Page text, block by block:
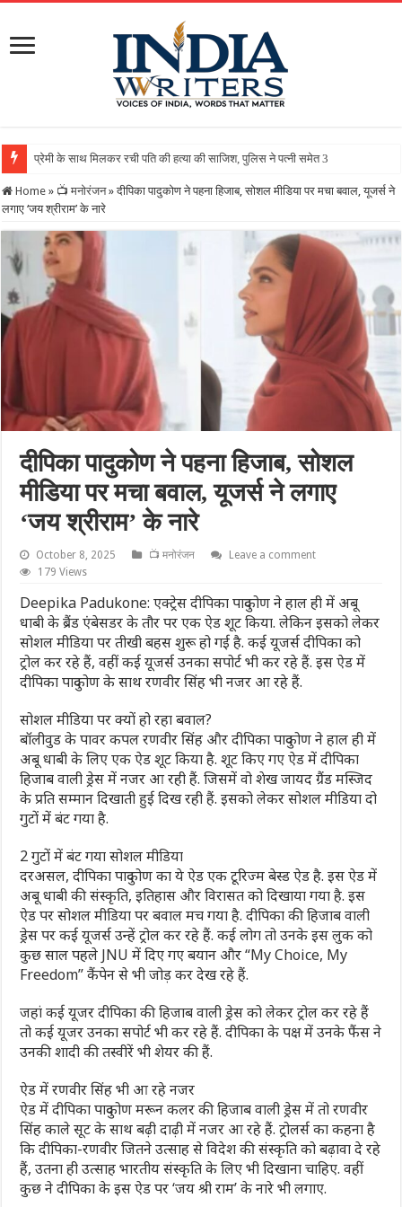
Home » 📺 मनोरंजन » दीपिका पादुकोण ने पहना हिजाब, सोशल मीडिया पर मचा बवाल, यूजर्स ने
लगाए ‘जय श्रीराम’ के नारे
दीपिका पादुकोण ने पहना हिजाब, सोशल
मीडिया पर मचा बवाल, यूजर्स ने लगाए
‘जय श्रीराम’ के नारे
October 8, 2025 📺 मनोरंजन
Leave a comment
179 Views
Deepika Padukone: एक्ट्रेस दीपिका पादुकोण ने हाल ही में अबू
धाबी के ब्रैंड एंबेसडर के तौर पर एक ऐड शूट किया. लेकिन इसको लेकर
सोशल मीडिया पर तीखी बहस शुरू हो गई है. कई यूजर्स दीपिका को
ट्रोल कर रहे हैं, वहीं कई यूजर्स उनका सपोर्ट भी कर रहे हैं. इस ऐड में
दीपिका पादुकोण के साथ रणवीर सिंह भी नजर आ रहे हैं.
सोशल मीडिया पर क्यों हो रहा बवाल?
बॉलीवुड के पावर कपल रणवीर सिंह और दीपिका पादुकोण ने हाल ही में
अबू धाबी के लिए एक ऐड शूट किया है. शूट किए गए ऐड में दीपिका
हिजाब वाली ड्रेस में नजर आ रही हैं. जिसमें वो शेख जायद ग्रैंड मस्जिद
के प्रति सम्मान दिखाती हुई दिख रही हैं. इसको लेकर सोशल मीडिया दो
गुटों में बंट गया है.
2 गुटों में बंट गया सोशल मीडिया
दरअसल, दीपिका पादुकोण का ये ऐड एक टूरिज्म बेस्ड ऐड है. इस ऐड में
अबू धाबी की संस्कृति, इतिहास और विरासत को दिखाया गया है. इस
ऐड पर सोशल मीडिया पर बवाल मच गया है. दीपिका की हिजाब वाली
ड्रेस पर कई यूजर्स उन्हें ट्रोल कर रहे हैं. कई लोग तो उनके इस लुक को
कुछ साल पहले JNU में दिए गए बयान और “My Choice, My
Freedom” कैंपेन से भी जोड़ कर देख रहे हैं.
जहां कई यूजर दीपिका की हिजाब वाली ड्रेस को लेकर ट्रोल कर रहे हैं
तो कई यूजर उनका सपोर्ट भी कर रहे हैं. दीपिका के पक्ष में उनके फैंस ने
उनकी शादी की तस्वीरें भी शेयर की हैं.
ऐड में रणवीर सिंह भी आ रहे नजर
ऐड में दीपिका पादुकोण मरून कलर की हिजाब वाली ड्रेस में तो रणवीर
सिंह काले सूट के साथ बढ़ी दाढ़ी में नजर आ रहे हैं. ट्रोलर्स का कहना है
कि दीपिका-रणवीर जितने उत्साह से विदेश की संस्कृति को बढ़ावा दे रहे
हैं, उतना ही उत्साह भारतीय संस्कृति के लिए भी दिखाना चाहिए. वहीं
कुछ ने दीपिका के इस ऐड पर ‘जय श्री राम’ के नारे भी लगाए.